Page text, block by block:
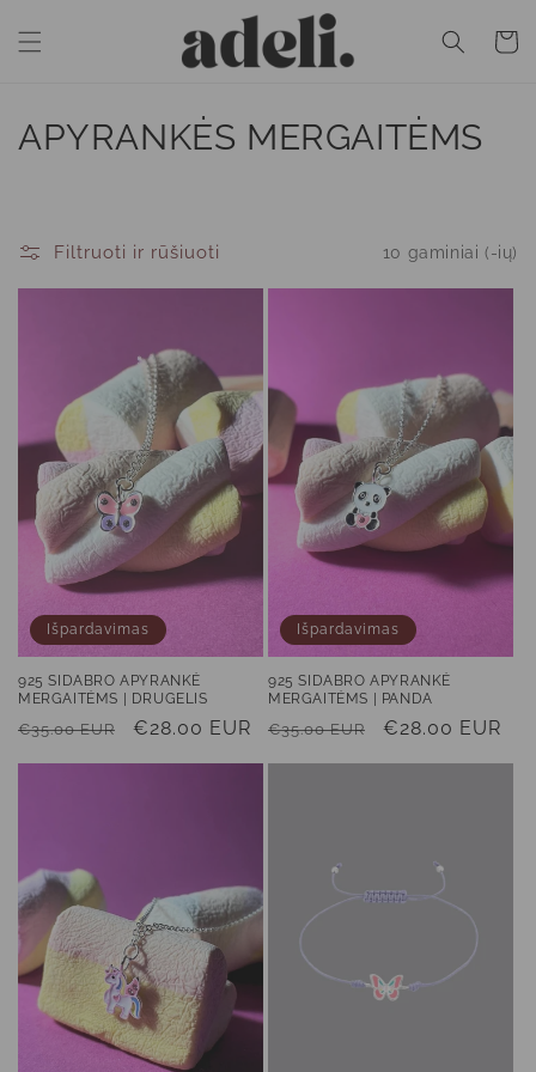
turinį
K
a
APYRANKĖS MERGAITĖMS
Filtruoti ir rūšiuoti 10 gaminiai (-ių)
Išpardavimas
925 SIDABRO APYRANKĖ
MERGAITĖMS | DRUGELIS
Įprasta
€35.00 EUR
Išpardavimo
€28.00 EUR
Išpardavimas
925 SIDABRO APYRANKĖ
MERGAITĖMS | PANDA
Įprasta
€35.00 EUR
Išpardavimo
€28.00 EUR